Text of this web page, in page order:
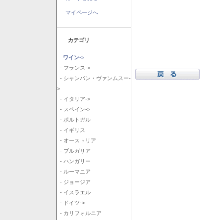
マイページへ
カテゴリ
ワイン->
- フランス->
- シャンパン・ヴァンムスー-
>
- イタリア->
- スペイン->
- ポルトガル
- イギリス
- オーストリア
- ブルガリア
- ハンガリー
- ルーマニア
- ジョージア
- イスラエル
- ドイツ->
- カリフォルニア